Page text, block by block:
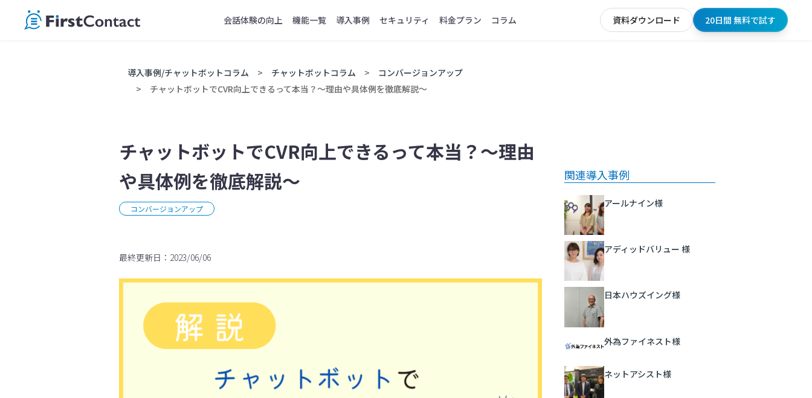
会話体験の向上 機能一覧 導入事例 セキュリティ 料金プラン コラム 資料ダウンロード 20日間 無料で試す
導入事例/チャットボットコラム チャットボットコラム
コンバージョンアップ
チャットボットでCVR向上できるって本当？～理由や具体例を徹底解説～
チャットボットでCVR向上できるって本当？～理由
や具体例を徹底解説～
コンバージョンアップ
最終更新日：2023/06/06
関連導入事例
アールナイン様
アディッドバリュー 様
日本ハウズイング様
外為ファイネスト様
ネットアシスト様